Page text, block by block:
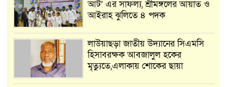
আর্ট’ এর সাফল্য, শ্রীমঙ্গলের আয়াত ও
আইরাহ ঝুলিতে ৪ পদক
লাউয়াছড়া জাতীয় উদ্যানের সিএমসি
হিসাবরক্ষক আবজালুল হকের
মৃত্যুতে,এলাকায় শোকের ছায়া